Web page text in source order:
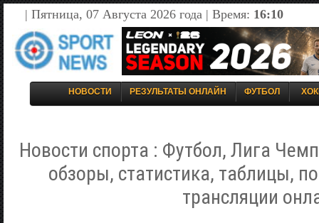
| Пятница, 07 Августа 2026 года | Время: 16:10
НОВОСТИ РЕЗУЛЬТАТЫ ОНЛАЙН ФУТБОЛ
Новости спорта : Футбол, Лига
обзоры, статистика, таблицы,
трансляции